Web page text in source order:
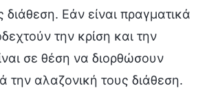
διάθεση. Εάν είναι πραγματικά
την κρίση και την
σε θέση να διορθώσουν
την αλαζονική τους διάθεση.